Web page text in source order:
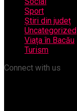
Sport
Știri din județ
Uncategorized
Viața în Bacău
Turism
Connect with us